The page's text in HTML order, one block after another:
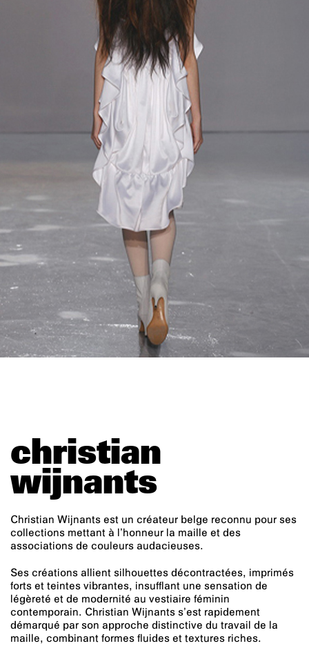
christian
wijnants
Christian Wijnants est un créateur belge reconnu pour ses
collections mettant à l’honneur la maille et des
associations de couleurs audacieuses.
Ses créations allient silhouettes décontractées, imprimés
forts et teintes vibrantes, insufflant une sensation de
légèreté et de modernité au vestiaire féminin
contemporain. Christian Wijnants s’est rapidement
démarqué par son approche distinctive du travail de la
maille, combinant formes fluides et textures riches.